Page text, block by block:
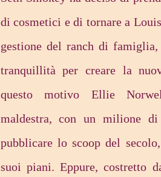
di cosmetici e di tornare a
gestione del ranch di
tranquillità per creare la
questo motivo Ellie
maldestra, con un milione
pubblicare lo scoop del
suoi piani. Eppure, costretto